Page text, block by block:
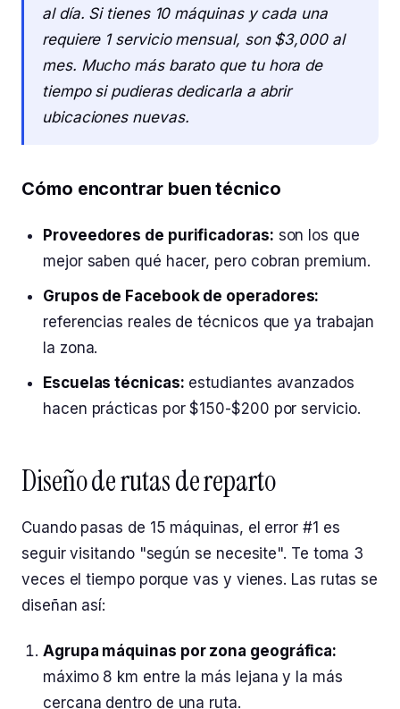
al día. Si tienes 10 máquinas y cada una
requiere 1 servicio mensual, son $3,000 al
mes. Mucho más barato que tu hora de
tiempo si pudieras dedicarla a abrir
ubicaciones nuevas.
Cómo encontrar buen técnico
Proveedores de purificadoras: son los que
mejor saben qué hacer, pero cobran premium.
Grupos de Facebook de operadores:
referencias reales de técnicos que ya trabajan
la zona.
Escuelas técnicas: estudiantes avanzados
hacen prácticas por $150-$200 por servicio.
Diseño de rutas de reparto
Cuando pasas de 15 máquinas, el error #1 es
seguir visitando "según se necesite". Te toma 3
veces el tiempo porque vas y vienes. Las rutas se
diseñan así:
Agrupa máquinas por zona geográfica:
máximo 8 km entre la más lejana y la más
cercana dentro de una ruta.